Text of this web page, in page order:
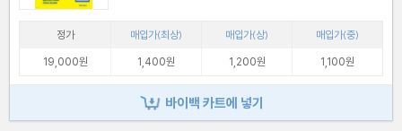
정가 매입가(최상) 매입가(상)
매입가(중)
19,000원
1,400원 1,200원 1,100원
바이백 카트에 넣기